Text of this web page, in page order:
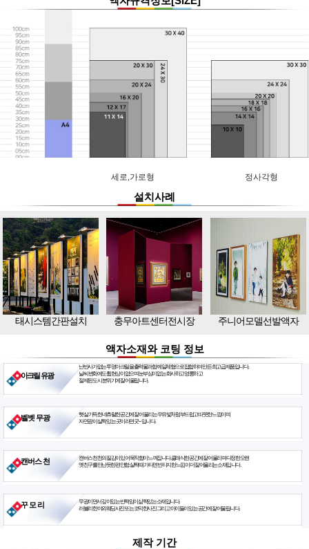
세로,가로형 정사각형
설치사례
태시스템간판설치 충무아트센터전시장 주니어모델선발액자
액자소재와 코팅 정보
아크릴 유광
난반사가 없는 투명아크릴을 출력물과 함께 일체형으로 접합하여 만든 최고급 제품입니다.
날씨 변화에도 휨현상이 없으며 눈부심이 없는 화사하고 영롱하고
절제된 도시 분위기에 잘 어울립니다.
벨벳 무광
햇살 가득한 네츄럴한 공간에 잘 어울리는 우유빛처럼 부드럽고 따뜻한 느낌이며
자연광이 살짝 있는 곳이라면 굿~ 입니다.
캔버스 천
캔버스천 천의 질감이 있어 묵직함이 느껴집니다. 클래식한 공간에 잘 어울리며 다정한 오랜
옛친구를 만난듯한 편안함. 살짝 때가 타면 빈티지한 느낌이 더 잘 어울리는 소재입니다.
꾸 모 리
무광이면서 깊이있는 반짝임이 삶짝있는 소재입니다.
러블리한 야외웨딩사진 또는 코믹한사진 그리고 아이들이 있는 공간에 잘 어울립니다.
제작 기간